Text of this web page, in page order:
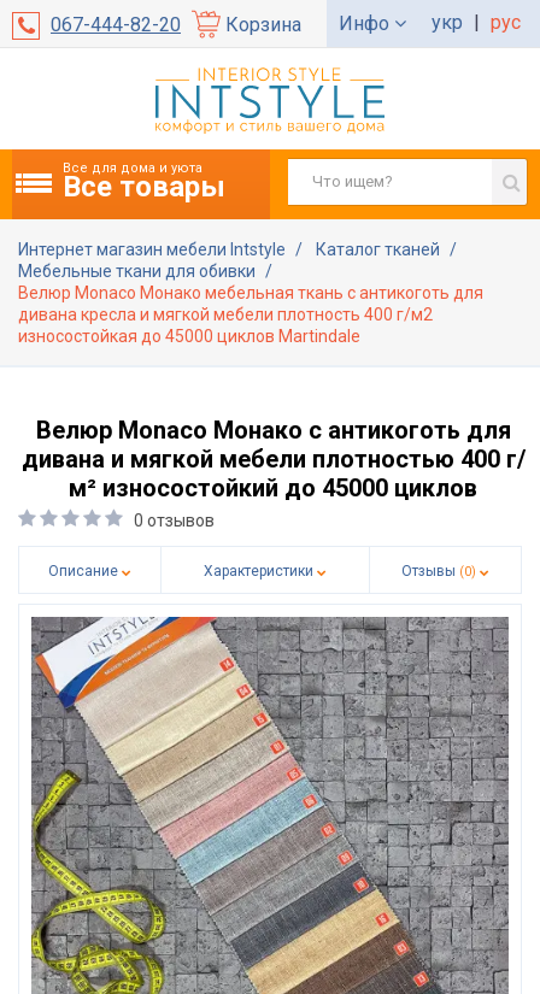
067-444-82-20 Корзина Инфо укр | рус
Все для дома и уюта
Все товары
Интернет магазин мебели Intstyle
Каталог тканей
Мебельные ткани для обивки
Велюр Monaco Монако мебельная ткань с антикоготь для
дивана кресла и мягкой мебели плотность 400 г/м2
износостойкая до 45000 циклов Martindale
Велюр Monaco Монако с антикоготь для
дивана и мягкой мебели плотностью 400 г/
м² износостойкий до 45000 циклов
0 отзывов
Описание Характеристики Отзывы (0)